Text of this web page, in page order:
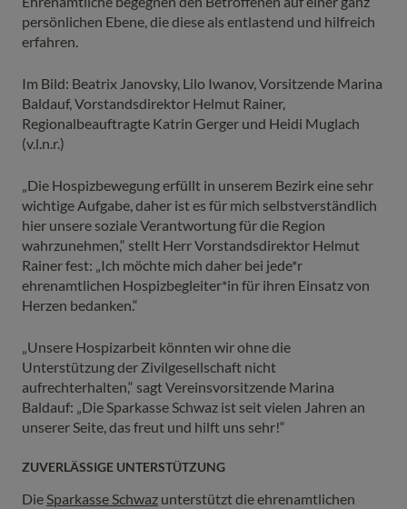
persönlichen Ebene, die diese als entlastend und hilfreich
erfahren.
Im Bild: Beatrix Janovsky, Lilo Iwanov, Vorsitzende Marina
Baldauf, Vorstandsdirektor Helmut Rainer,
Regionalbeauftragte Katrin Gerger und Heidi Muglach
(v.l.n.r.)
„Die Hospizbewegung erfüllt in unserem Bezirk eine sehr
wichtige Aufgabe, daher ist es für mich selbstverständlich
hier unsere soziale Verantwortung für die Region
wahrzunehmen,“ stellt Herr Vorstandsdirektor Helmut
Rainer fest: „Ich möchte mich daher bei jede*r
ehrenamtlichen Hospizbegleiter*in für ihren Einsatz von
Herzen bedanken.“
„Unsere Hospizarbeit könnten wir ohne die
Unterstützung der Zivilgesellschaft nicht
aufrechterhalten,“ sagt Vereinsvorsitzende Marina
Baldauf: „Die Sparkasse Schwaz ist seit vielen Jahren an
unserer Seite, das freut und hilft uns sehr!“
ZUVERLÄSSIGE UNTERSTÜTZUNG
DieSparkasse Schwaz unterstützt die ehrenamtlichen